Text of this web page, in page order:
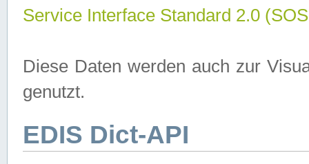
Service Interface Standard 2.0
Diese Daten werden auch zur
genutzt.
EDIS Dict-API